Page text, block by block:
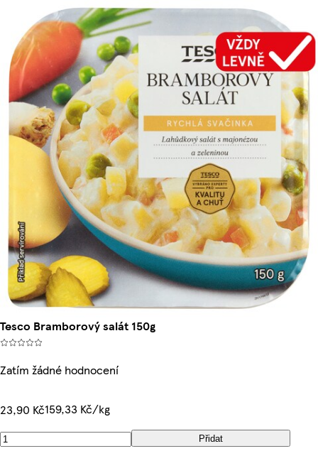
Tesco Bramborový salát 150g
Zatím žádné hodnocení
23,90 Kč159,33 Kč/kg
Přidat